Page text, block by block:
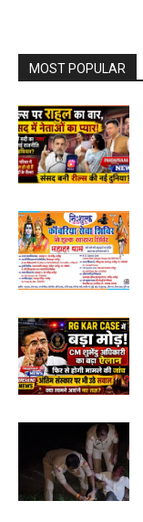
MOST POPULAR